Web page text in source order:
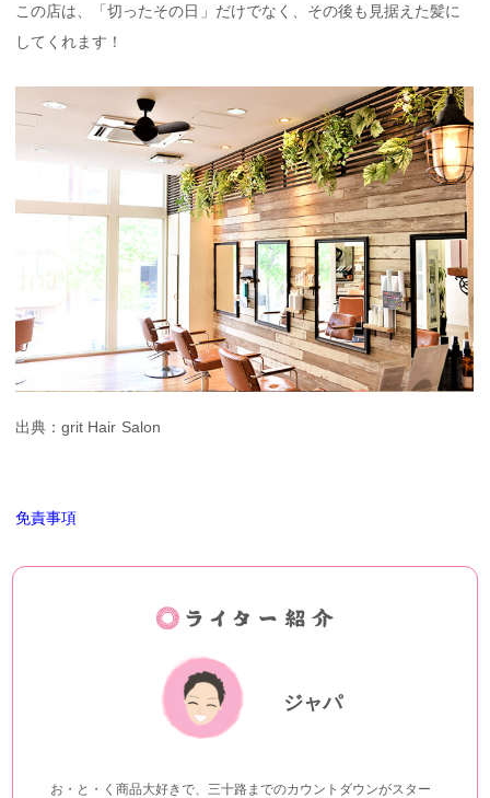
この店は、「切ったその日」だけでなく、その後も見据えた髪に
してくれます！
出典：grit Hair Salon
免責事項
ジャパ
お・と・く商品大好きで、三十路までのカウントダウンがスター